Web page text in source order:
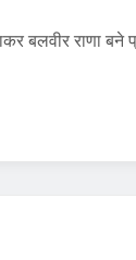
बलवीर राणा बने